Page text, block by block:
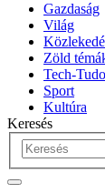
Gazdaság
Világ
Zöld
Tech-
Sport
Kultúra
Keresés